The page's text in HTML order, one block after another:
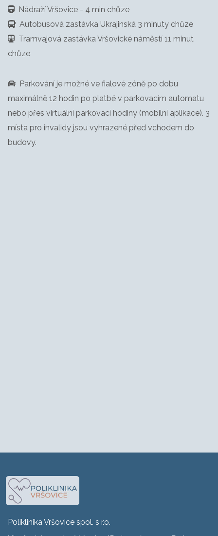
Nádraží Vršovice - 4 min chůze
Autobusová zastávka Ukrajinská 3 minuty chůze
Tramvajová zastávka Vršovické náměstí 11 minut
chůze
Parkování je možné ve fialové zóně po dobu
maximálně 12 hodin po platbě v parkovacím automatu
nebo přes virtuální parkovací hodiny (mobilní aplikace). 3
místa pro invalidy jsou vyhrazené před vchodem do
budovy.
Poliklinika Vršovice spol. s r.o.